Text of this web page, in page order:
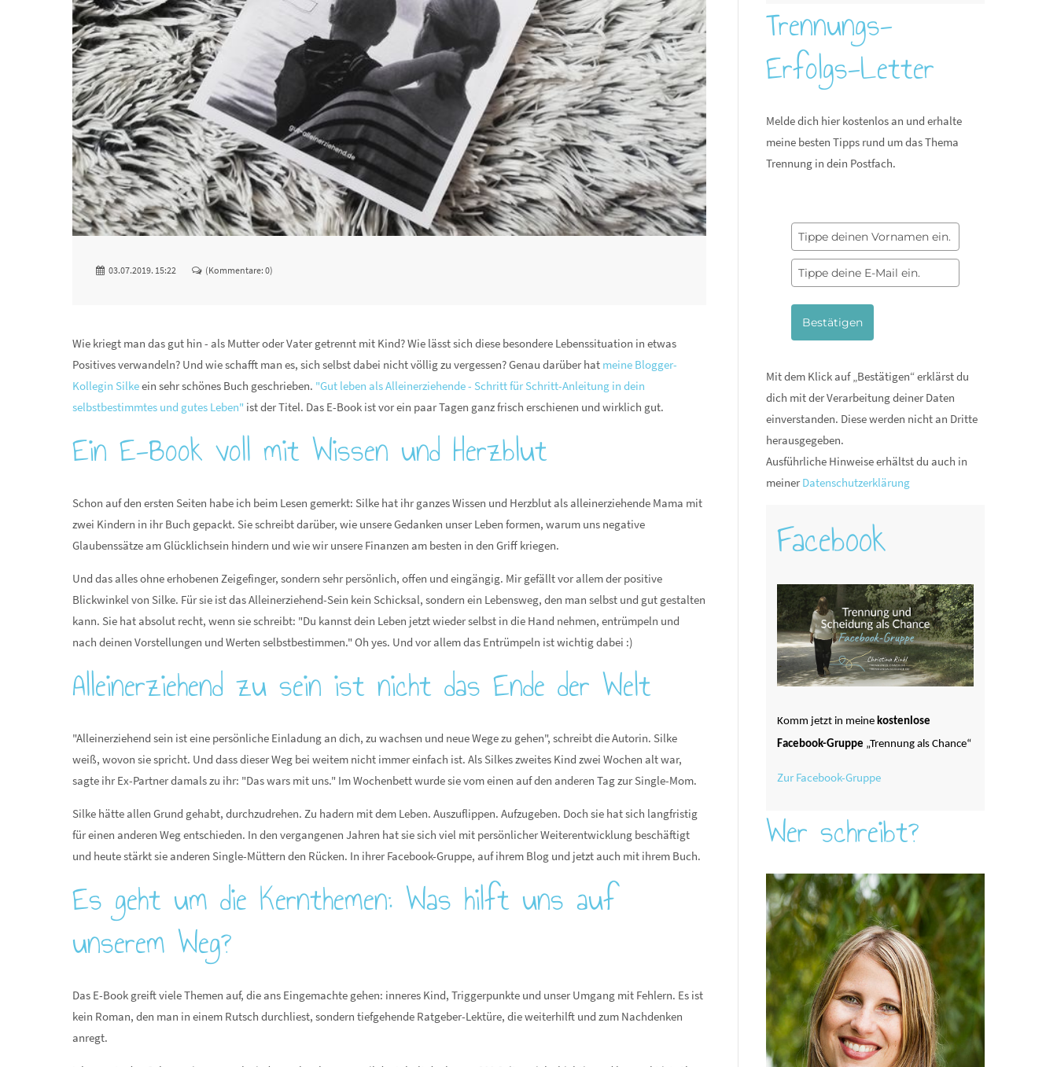
03.07.2019. 15:22 (Kommentare: 0)
Wie kriegt man das gut hin - als Mutter oder Vater getrennt mit Kind? Wie lässt sich diese besondere Lebenssituation in etwas
Positives verwandeln? Und wie schafft man es, sich selbst dabei nicht völlig zu vergessen? Genau darüber hat meine Blogger-
Kollegin Silkeein sehr schönes Buch geschrieben. "Gut leben als Alleinerziehende - Schritt für Schritt-Anleitung in dein
selbstbestimmtes und gutes Leben" ist der Titel. Das E-Book ist vor ein paar Tagen ganz frisch erschienen und wirklich gut.
Ein E-Book voll mit Wissen und Herzblut
Schon auf den ersten Seiten habe ich beim Lesen gemerkt: Silke hat ihr ganzes Wissen und Herzblut als alleinerziehende Mama mit
zwei Kindern in ihr Buch gepackt. Sie schreibt darüber, wie unsere Gedanken unser Leben formen, warum uns negative
Glaubenssätze am Glücklichsein hindern und wie wir unsere Finanzen am besten in den Griff kriegen.
Und das alles ohne erhobenen Zeigefinger, sondern sehr persönlich, offen und eingängig. Mir gefällt vor allem der positive
Blickwinkel von Silke. Für sie ist das Alleinerziehend-Sein kein Schicksal, sondern ein Lebensweg, den man selbst und gut gestalten
kann. Sie hat absolut recht, wenn sie schreibt: "Du kannst dein Leben jetzt wieder selbst in die Hand nehmen, entrümpeln und
nach deinen Vorstellungen und Werten selbstbestimmen." Oh yes. Und vor allem das Entrümpeln ist wichtig dabei :)
Alleinerziehend zu sein ist nicht das Ende der Welt
"Alleinerziehend sein ist eine persönliche Einladung an dich, zu wachsen und neue Wege zu gehen", schreibt die Autorin. Silke
weiß, wovon sie spricht. Und dass dieser Weg bei weitem nicht immer einfach ist. Als Silkes zweites Kind zwei Wochen alt war,
sagte ihr Ex-Partner damals zu ihr: "Das wars mit uns." Im Wochenbett wurde sie vom einen auf den anderen Tag zur Single-Mom.
Silke hätte allen Grund gehabt, durchzudrehen. Zu hadern mit dem Leben. Auszuflippen. Aufzugeben. Doch sie hat sich langfristig
für einen anderen Weg entschieden. In den vergangenen Jahren hat sie sich viel mit persönlicher Weiterentwicklung beschäftigt
und heute stärkt sie anderen Single-Müttern den Rücken. In ihrer Facebook-Gruppe, auf ihrem Blog und jetzt auch mit ihrem Buch.
Es geht um die Kernthemen: Was hilft uns auf
unserem Weg?
Das E-Book greift viele Themen auf, die ans Eingemachte gehen: inneres Kind, Triggerpunkte und unser Umgang mit Fehlern. Es ist
kein Roman, den man in einem Rutsch durchliest, sondern tiefgehende Ratgeber-Lektüre, die weiterhilft und zum Nachdenken
anregt.
Trennungs-
Erfolgs-Letter
Melde dich hier kostenlos an und erhalte
meine besten Tipps rund um das Thema
Trennung in dein Postfach.
Bestätigen
Mit dem Klick auf „Bestätigen“ erklärst du
dich mit der Verarbeitung deiner Daten
einverstanden. Diese werden nicht an Dritte
herausgegeben.
Ausführliche Hinweise erhältst du auch in
meiner Datenschutzerklärung
Facebook
Komm jetzt in meine kostenlose
Facebook-Gruppe „Trennung als Chance“
Zur Facebook-Gruppe
Wer schreibt?